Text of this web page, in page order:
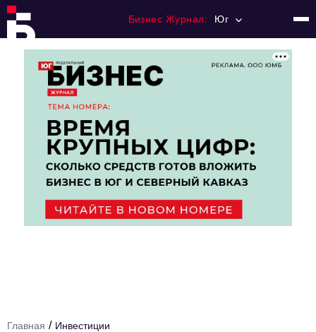
Бизнес Журнал: Юг
Франчайзинг
Номера журнала
Категории:
Финансы
Главная / Инвестиции